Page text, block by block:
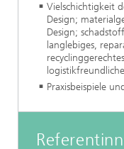
Vielschichtigkeit
Design;
Design;
langlebiges,
Praxisbeispiele